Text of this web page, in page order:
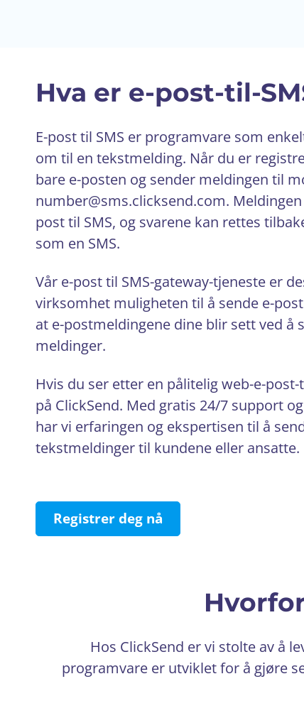
Hva er e-post-til-
E-post til SMS er programvare som
om til en tekstmelding. Når du er
bare e-posten og sender meldingen til
number@sms.clicksend.com.
post til SMS, og svarene kan rettes
som en SMS.
Vår e-post til SMS-gateway-tjeneste er
virksomhet muligheten til å sende e-
at e-postmeldingene dine blir sett ved å
meldinger.
Hvis du ser etter en pålitelig web-e-
på ClickSend. Med gratis 24/7 support
har vi erfaringen og ekspertisen til å
tekstmeldinger til kundene eller ansatte.
Registrer deg nå
Hos ClickSend er vi stolte av å
programvare er utviklet for å gjøre